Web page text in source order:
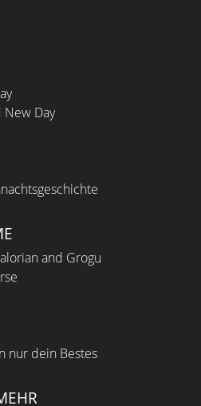
Day
and Grogu
nur dein Bestes